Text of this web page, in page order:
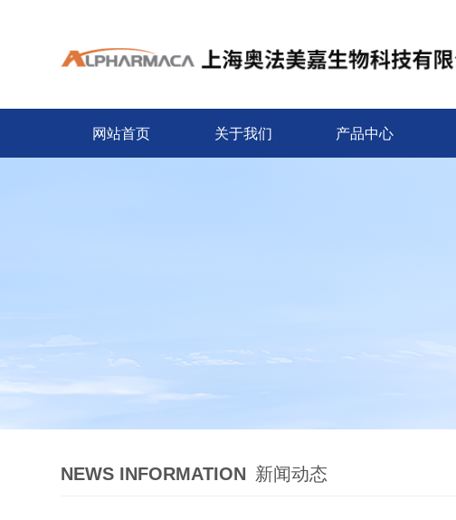
网站首页 关于我们 产品中心
NEWS INFORMATION 新闻动态